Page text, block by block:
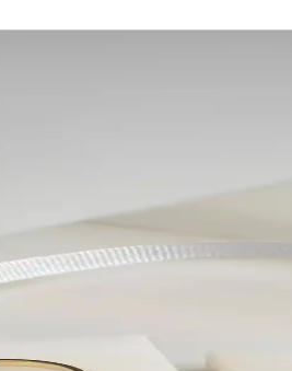
Dolu Detaylar
Trendler ve kişisel dokunuşlarla en
Anlamlı Tasarım
tasarımıyla öne çıkar, estetik ve